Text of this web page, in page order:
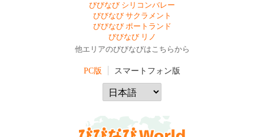
びびなび シリコンバレー
びびなび サクラメント
びびなび ポートランド
びびなび リノ
他エリアのびびなびはこちらから
PC版 スマートフォン版